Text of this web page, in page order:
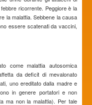
ricorrente. Peggiore è la
la malattia. Sebbene la causa
essere scatenati da vaccini,
come malattia autosomica
da deficit di mevalonato
uno ereditato dalla madre e
in genere portatori e non
ma non la malattia). Per tale